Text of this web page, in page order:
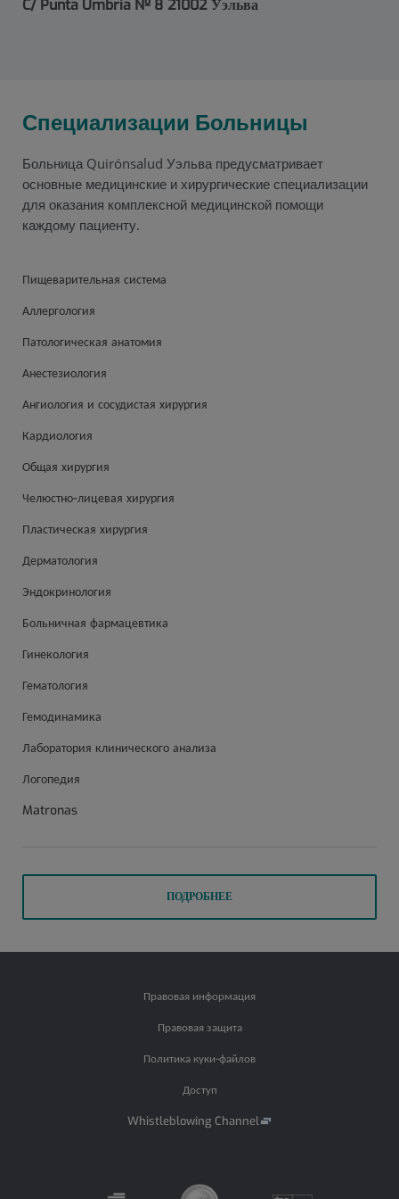
C/ Punta Umbría Nº 8 21002 Уэльва
Специализации Больницы
Больница Quirónsalud Уэльва предусматривает
основные медицинские и хирургические специализации
для оказания комплексной медицинской помощи
каждому пациенту.
Пищеварительная система
Аллергология
Патологическая анатомия
Анестезиология
Ангиология и сосудистая хирургия
Кардиология
Общая хирургия
Челюстно-лицевая хирургия
Пластическая хирургия
Дерматология
Эндокринология
Больничная фармацевтика
Гинекология
Гематология
Гемодинамика
Лаборатория клинического анализа
Логопедия
Matronas
ПОДРОБНЕЕ
Правовая информация
Правовая защита
Политика куки-файлов
Доступ
Whistleblowing Channel